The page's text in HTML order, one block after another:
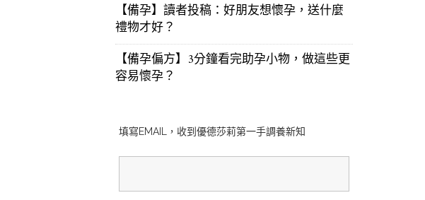
【備孕】讀者投稿：好朋友想懷孕，送什麼
禮物才好？
【備孕偏方】3分鐘看完助孕小物，做這些更
容易懷孕？
填寫EMAIL，收到優德莎莉第一手調養新知